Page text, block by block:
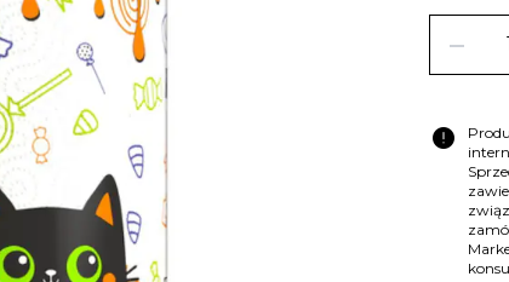
remove
error